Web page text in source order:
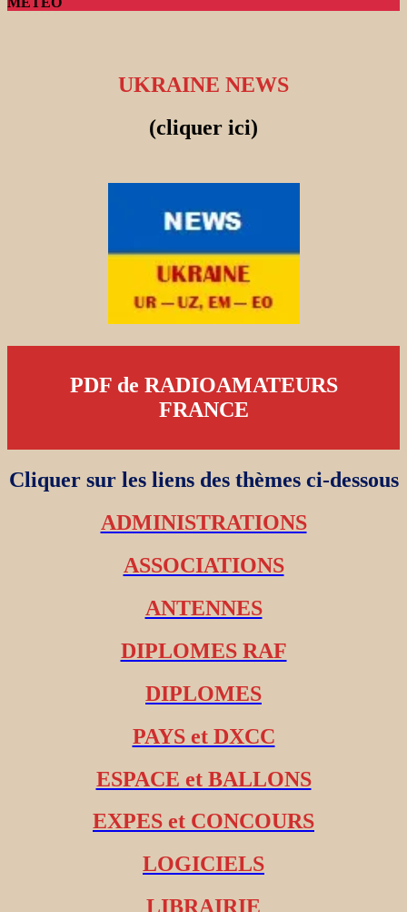
UKRAINE NEWS
(cliquer ici)
PDF de RADIOAMATEURS
FRANCE
Cliquer sur les liens des thèmes ci-dessous
ADMINISTRATIONS
ASSOCIATIONS
ANTENNES
DIPLOMES RAF
DIPLOMES
PAYS et DXCC
ESPACE et BALLONS
EXPES et CONCOURS
LOGICIELS
LIBRAIRIE